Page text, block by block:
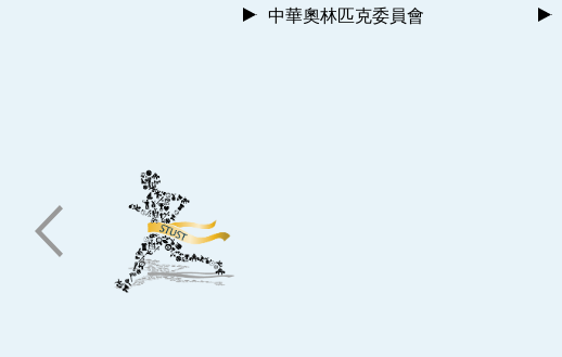
中華奧林匹克委員會